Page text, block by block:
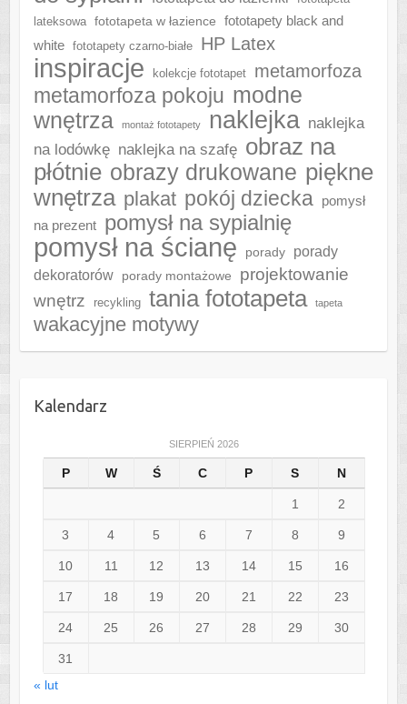
lateksowa
fototapeta w łazience
fototapety black and
white
fototapety czarno-białe HP Latex
inspiracje kolekcje fototapet metamorfoza
metamorfoza pokoju modne
wnętrza
montaż fototapety naklejka naklejka
na lodówkę naklejka na szafę obraz na
płótnie obrazy drukowane piękne
wnętrza plakat pokój dziecka pomysł
na prezent pomysł na sypialnię
pomysł na ścianę porady
porady
dekoratorów
porady montażowe
projektowanie
wnętrz
recykling tania fototapeta tapeta
wakacyjne motywy
Kalendarz
SIERPIEŃ 2026
P W Ś C P S N
1 2
3 4 5 6 7 8 9
10 11 12 13 14 15 16
17 18 19 20 21 22 23
24 25 26 27 28 29 30
31
« lut